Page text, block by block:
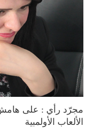
مجرّد رأي : على هامش
الألعاب الأولمبية